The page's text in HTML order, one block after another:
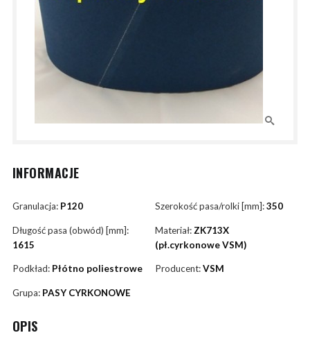
INFORMACJE
Granulacja: P120 Szerokość pasa/rolki [mm]:350
Długość pasa (obwód) [mm]:
1615
Materiał: ZK713X
(pł.cyrkonowe VSM)
Podkład: Płótno poliestrowe Producent:VSM
Grupa: PASY CYRKONOWE
OPIS